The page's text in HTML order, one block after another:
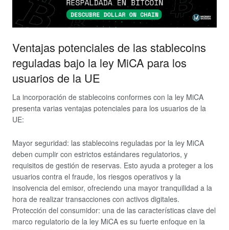
Ventajas potenciales de las stablecoins
reguladas bajo la ley MiCA para los
usuarios de la UE
La incorporación de stablecoins conformes con la ley MiCA
presenta varias ventajas potenciales para los usuarios de la
UE:
Mayor seguridad: las stablecoins reguladas por la ley MiCA
deben cumplir con estrictos estándares regulatorios, y
requisitos de gestión de reservas. Esto ayuda a proteger a los
usuarios contra el fraude, los riesgos operativos y la
insolvencia del emisor, ofreciendo una mayor tranquilidad a la
hora de realizar transacciones con activos digitales.
Protección del consumidor: una de las características clave del
marco regulatorio de la ley MiCA es su fuerte enfoque en la